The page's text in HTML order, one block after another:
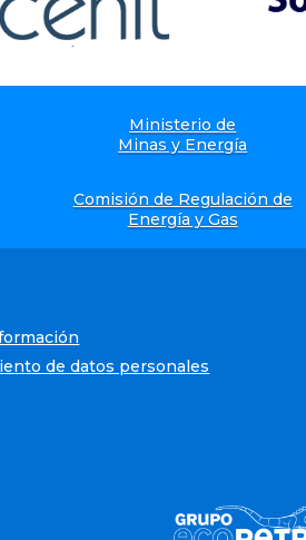
Ministerio de
Minas y Energía
Comisión de Regulación de
Energía y Gas
de datos personales